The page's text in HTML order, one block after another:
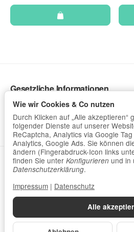
Gesetzliche Informationen
Wir Versenden mit
Hilfreich
Datenschutzerklärung
*Alle Preise inkl. gesetzl.
© Der Einschneider
Alle
Wie wir Cookies & Co nutzen
Durch Klicken auf „Alle akzeptieren“
folgender Dienste auf unserer
ReCaptcha, Analytics via Google
Analytics, Google Ads. Sie können
ändern (Fingerabdruck-Icon links
finden Sie unter Konfigurieren und in
Datenschutzerklärung.
Impressum | Datenschutz